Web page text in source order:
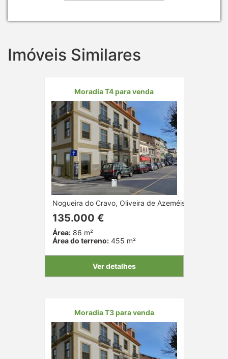
Imóveis Similares
Moradia T4 para venda
Nogueira do Cravo, Oliveira de Azeméis, Aveiro
135.000 €
Área:86 m²
Área do terreno:455 m²
Ver detalhes
Moradia T3 para venda